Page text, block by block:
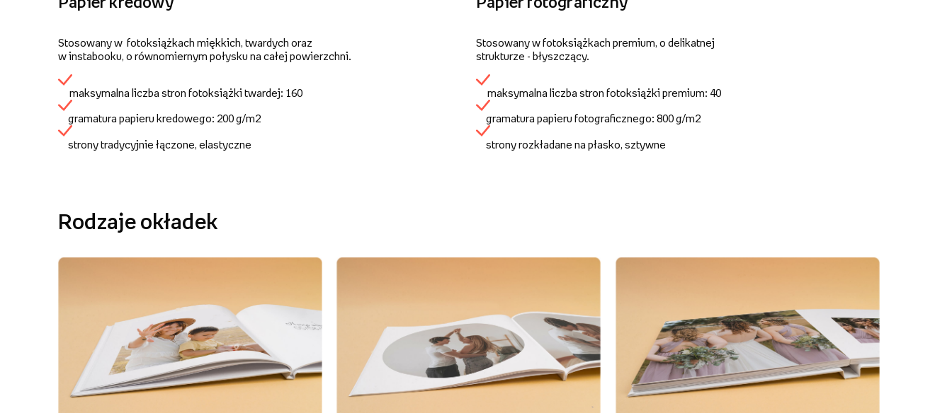
Stosowany w fotoksiążkach miękkich, twardych oraz
w instabooku, o równomiernym połysku na całej powierzchni.
maksymalna liczba stron fotoksiążki twardej: 160
gramatura papieru kredowego: 200 g/m2
strony tradycyjnie łączone, elastyczne
Stosowany w fotoksiążkach premium, o delikatnej
strukturze - błyszczący.
maksymalna liczba stron fotoksiążki premium: 40
gramatura papieru fotograficznego: 800 g/m2
strony rozkładane na płasko, sztywne
Rodzaje okładek